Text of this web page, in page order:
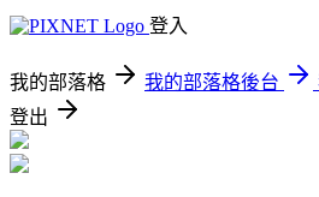
登入
我的部落格 我的部落格後台
登出